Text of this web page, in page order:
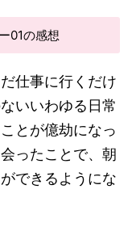
01の感想
仕事に行くだけ
いいわゆる日常
とが億劫になっ
ったことで、朝
できるようにな